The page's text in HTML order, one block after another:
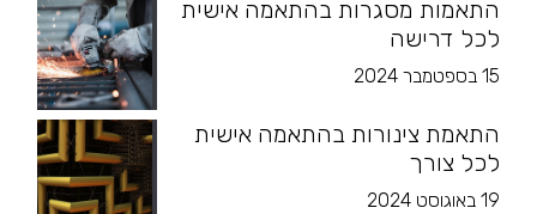
התאמות מסגרות בהתאמה אישית
לכל דרישה
15 בספטמבר 2024
התאמת צינורות בהתאמה אישית
לכל צורך
19 באוגוסט 2024